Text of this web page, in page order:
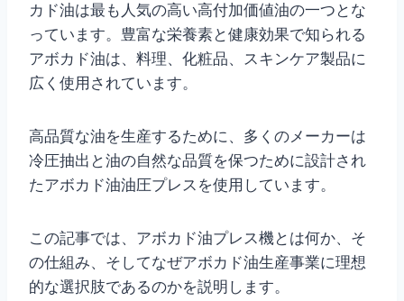
カド油は最も人気の高い高付加価値油の一つとな
っています。豊富な栄養素と健康効果で知られる
アボカド油は、料理、化粧品、スキンケア製品に
広く使用されています。
高品質な油を生産するために、多くのメーカーは
冷圧抽出と油の自然な品質を保つために設計され
たアボカド油油圧プレスを使用しています。
この記事では、アボカド油プレス機とは何か、そ
の仕組み、そしてなぜアボカド油生産事業に理想
的な選択肢であるのかを説明します。